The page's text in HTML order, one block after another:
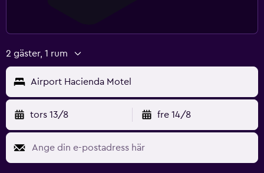
2 gäster, 1 rum
Airport Hacienda Motel
tors 13/8 fre 14/8